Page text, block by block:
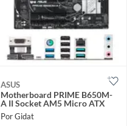
ASUS
Motherboard PRIME B650M-
A II Socket AM5 Micro ATX
Por Gidat